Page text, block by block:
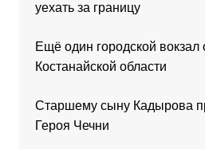
уехать за границу
Ещё один городской вокзал
Костанайской области
Старшему сыну Кадырова
Героя Чечни